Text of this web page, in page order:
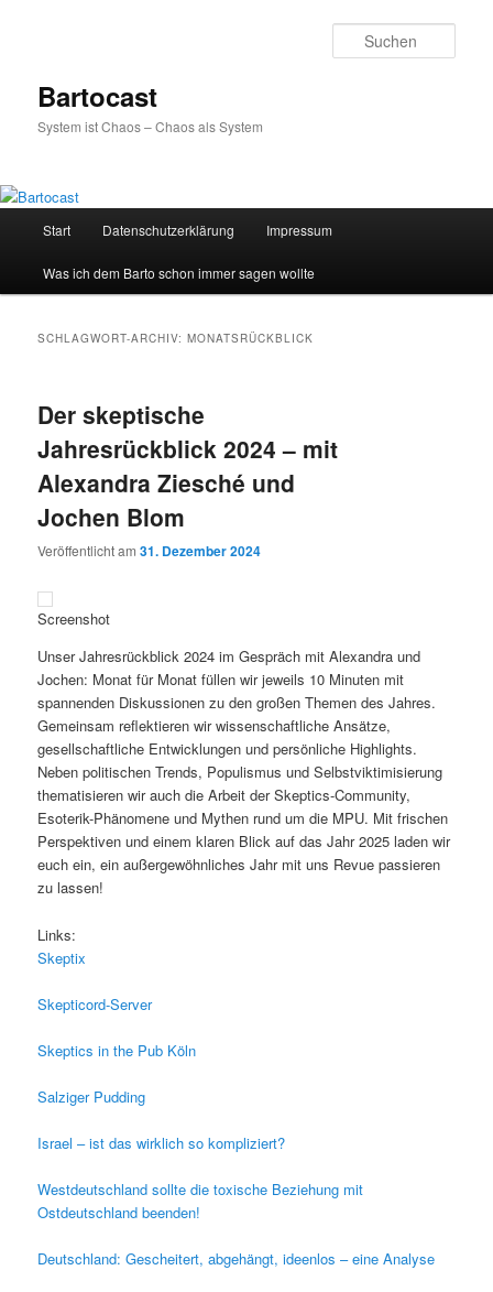
Bartocast
System ist Chaos – Chaos als System
Start Datenschutzerklärung Impressum
Was ich dem Barto schon immer sagen wollte
SCHLAGWORT-ARCHIV:MONATSRÜCKBLICK
Der skeptische
Jahresrückblick 2024 – mit
Alexandra Ziesché und
Jochen Blom
Veröffentlicht am31. Dezember 2024
Screenshot
Unser Jahresrückblick 2024 im Gespräch mit Alexandra und
Jochen: Monat für Monat füllen wir jeweils 10 Minuten mit
spannenden Diskussionen zu den großen Themen des Jahres.
Gemeinsam reflektieren wir wissenschaftliche Ansätze,
gesellschaftliche Entwicklungen und persönliche Highlights.
Neben politischen Trends, Populismus und Selbstviktimisierung
thematisieren wir auch die Arbeit der Skeptics-Community,
Esoterik-Phänomene und Mythen rund um die MPU. Mit frischen
Perspektiven und einem klaren Blick auf das Jahr 2025 laden wir
euch ein, ein außergewöhnliches Jahr mit uns Revue passieren
zu lassen!
Links:
Skeptix
Skepticord-Server
Skeptics in the Pub Köln
Salziger Pudding
Israel – ist das wirklich so kompliziert?
Westdeutschland sollte die toxische Beziehung mit
Ostdeutschland beenden!
Deutschland: Gescheitert, abgehängt, ideenlos – eine Analyse